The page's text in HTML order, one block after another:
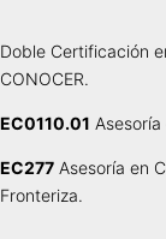
Doble Certificación
CONOCER.
EC0110.01
EC277 Asesoría en
Fronteriza.